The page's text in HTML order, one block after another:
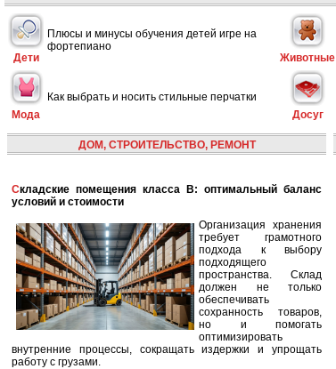
Дети
Плюсы и минусы обучения детей игре на
фортепиано
Животные
Мода
Как выбрать и носить стильные перчатки
Досуг
ДОМ, СТРОИТЕЛЬСТВО, РЕМОНТ
Складские помещения класса B: оптимальный баланс
условий и стоимости
Организация хранения
требует грамотного
подхода к выбору
подходящего
пространства. Склад
должен не только
обеспечивать
сохранность товаров,
но и помогать
оптимизировать
внутренние процессы, сокращать издержки и упрощать
работу с грузами.